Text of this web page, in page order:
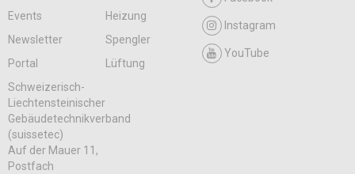
Events
Heizung
Newsletter
Spengler
Portal
Lüftung
Instagram
YouTube
Schweizerisch-
Liechtensteinischer
Gebäudetechnikverband
(suissetec)
Auf der Mauer 11,
Postfach